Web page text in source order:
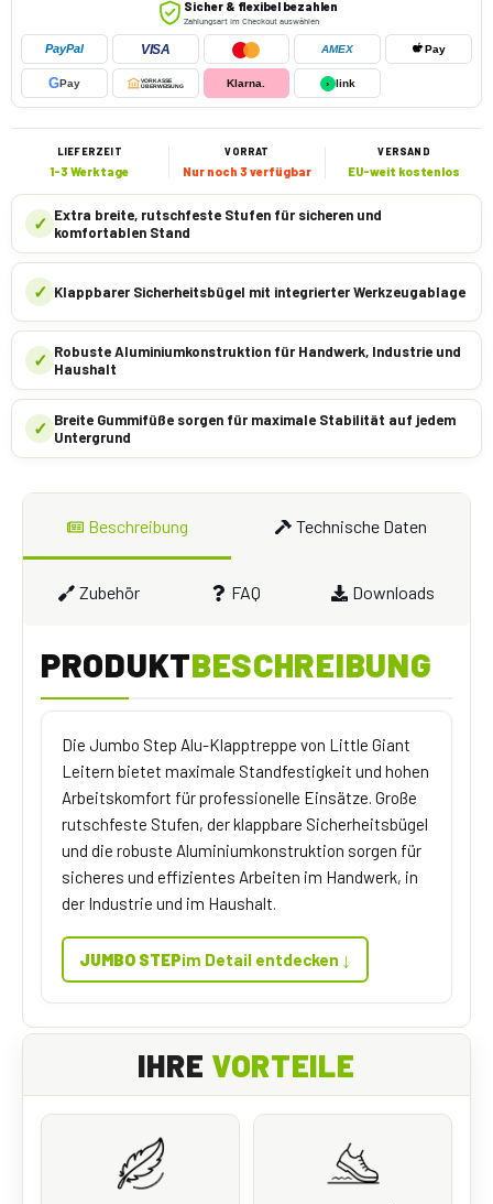
Sicher & flexibel bezahlen
Zahlungsart im Checkout auswählen
PayPal VISA AMEX Pay
GPay
VORKASSE
ÜBERWEISUNG
Klarna. › link
LIEFERZEIT
1-3 Werktage
VORRAT
Nur noch 3 verfügbar
VERSAND
EU-weit kostenlos
✓ Extra breite, rutschfeste Stufen für sicheren und
komfortablen Stand
✓ Klappbarer Sicherheitsbügel mit integrierter Werkzeugablage
✓ Robuste Aluminiumkonstruktion für Handwerk, Industrie und
Haushalt
✓ Breite Gummifüße sorgen für maximale Stabilität auf jedem
Untergrund
Beschreibung Technische Daten
Zubehör FAQ Downloads
PRODUKTBESCHREIBUNG
Die Jumbo Step Alu-Klapptreppe von Little Giant
Leitern bietet maximale Standfestigkeit und hohen
Arbeitskomfort für professionelle Einsätze. Große
rutschfeste Stufen, der klappbare Sicherheitsbügel
und die robuste Aluminiumkonstruktion sorgen für
sicheres und effizientes Arbeiten im Handwerk, in
der Industrie und im Haushalt.
JUMBO STEPim Detail entdecken ↓
IHRE VORTEILE